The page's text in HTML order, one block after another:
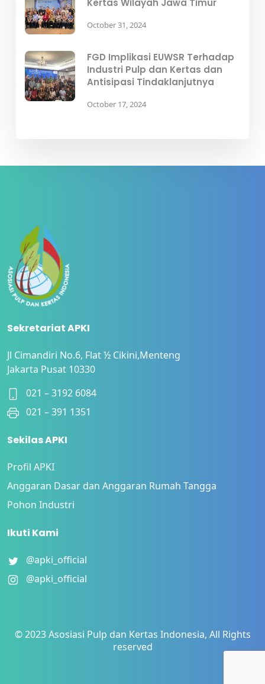
Kertas Wilayah Jawa Timur
October 31, 2024
FGD Implikasi EUWSR Terhadap
Industri Pulp dan Kertas dan
Antisipasi Tindaklanjutnya
October 17, 2024
Sekretariat APKI
Jl Cimandiri No.6, Flat ½ Cikini,Menteng
Jakarta Pusat 10330
021 – 3192 6084
021 – 391 1351
Sekilas APKI
Profil APKI
Anggaran Dasar dan Anggaran Rumah Tangga
Pohon Industri
Ikuti Kami
@apki_official
@apki_official
© 2023 Asosiasi Pulp dan Kertas Indonesia, All Rights
reserved